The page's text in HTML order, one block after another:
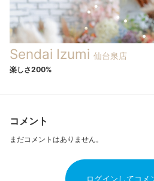
Sendai Izumi 仙台泉店
楽しさ200%
コメント
まだコメントはありません。
ログインしてコメ